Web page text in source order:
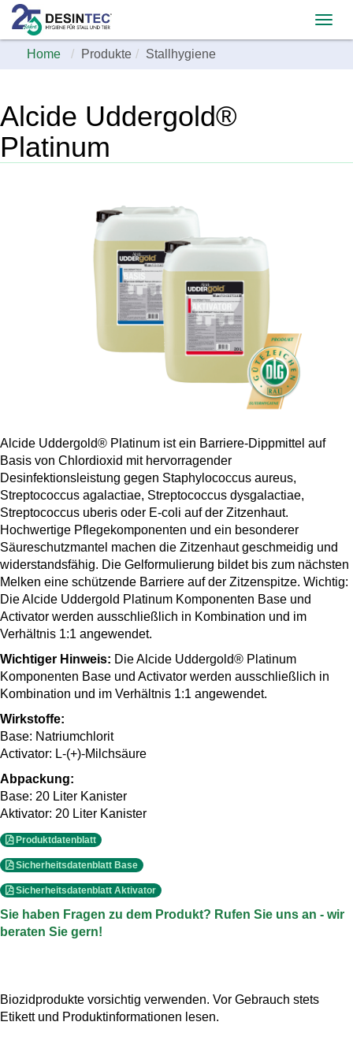
Home Produkte Stallhygiene
Alcide Uddergold®
Platinum
Alcide Uddergold® Platinum ist ein Barriere-Dippmittel auf
Basis von Chlordioxid mit hervorragender
Desinfektionsleistung gegen Staphylococcus aureus,
Streptococcus agalactiae, Streptococcus dysgalactiae,
Streptococcus uberis oder E-coli auf der Zitzenhaut.
Hochwertige Pflegekomponenten und ein besonderer
Säureschutzmantel machen die Zitzenhaut geschmeidig und
widerstandsfähig. Die Gelformulierung bildet bis zum nächsten
Melken eine schützende Barriere auf der Zitzenspitze. Wichtig:
Die Alcide Uddergold Platinum Komponenten Base und
Activator werden ausschließlich in Kombination und im
Verhältnis 1:1 angewendet.
Wichtiger Hinweis: Die Alcide Uddergold® Platinum
Komponenten Base und Activator werden ausschließlich in
Kombination und im Verhältnis 1:1 angewendet.
Wirkstoffe:
Base: Natriumchlorit
Activator: L-(+)-Milchsäure
Abpackung:
Base: 20 Liter Kanister
Aktivator: 20 Liter Kanister
Produktdatenblatt
Sicherheitsdatenblatt Base
Sicherheitsdatenblatt Aktivator
Sie haben Fragen zu dem Produkt? Rufen Sie uns an - wir
beraten Sie gern!
Biozidprodukte vorsichtig verwenden. Vor Gebrauch stets
Etikett und Produktinformationen lesen.